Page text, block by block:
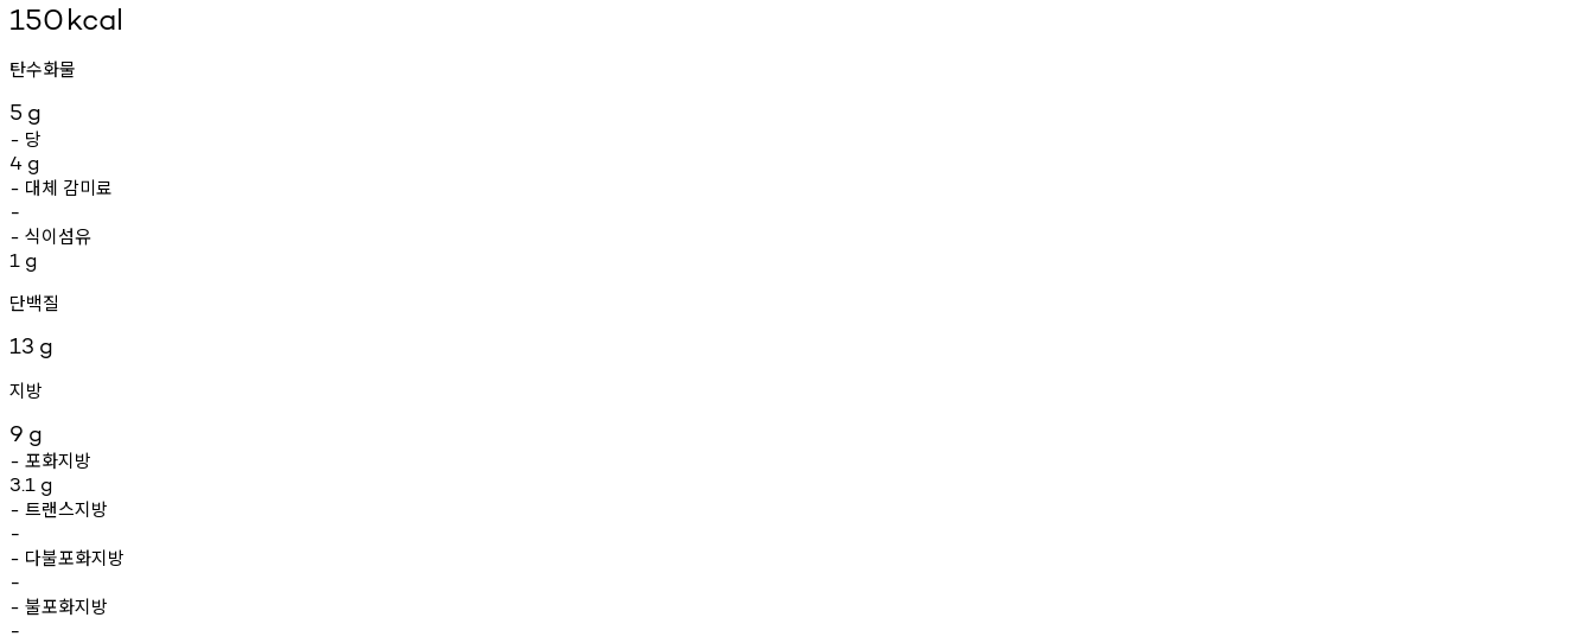
150kcal
탄수화물
5 g
- 당
4 g
- 대체 감미료
-
- 식이섬유
1 g
단백질
13 g
지방
9 g
- 포화지방
3.1 g
- 트랜스지방
-
- 다불포화지방
-
- 불포화지방
-